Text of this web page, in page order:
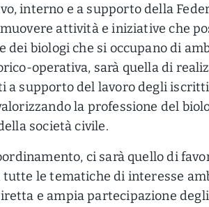
interno e a supporto della
attività e iniziative che
dei biologi che si occupano di
operativa, sarà quella di
a supporto del lavoro degli
la professione del
società civile.
ci sarà quello di
le tematiche di interesse
e ampia partecipazione